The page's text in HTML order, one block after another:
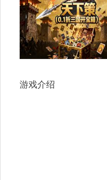
游戏介绍